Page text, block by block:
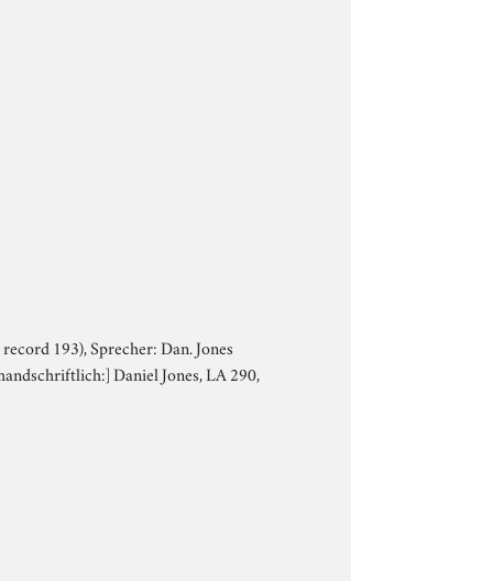
193), Sprecher: Dan. Jones
Daniel Jones, LA 290,